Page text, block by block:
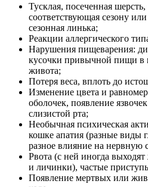
Тусклая, посеченная
соответствующая сезону
сезонная линька;
Реакции аллергического
Нарушения пищеварения:
кусочки привычной пищи в
живота;
Потеря веса, вплоть до
Изменение цвета и
оболочек, появление
слизистой рта;
Необычная психическая
кошке апатия (разные виды
разное влияние на нервную
Рвота (с ней иногда
и личинки), частые
Появление мертвых или